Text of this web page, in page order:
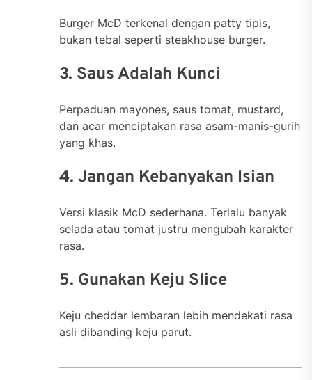
Burger McD terkenal dengan patty tipis,
bukan tebal seperti steakhouse burger.
3. Saus Adalah Kunci
Perpaduan mayones, saus tomat, mustard,
dan acar menciptakan rasa asam-manis-gurih
yang khas.
4. Jangan Kebanyakan Isian
Versi klasik McD sederhana. Terlalu banyak
selada atau tomat justru mengubah karakter
rasa.
5. Gunakan Keju Slice
Keju cheddar lembaran lebih mendekati rasa
asli dibanding keju parut.